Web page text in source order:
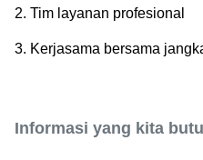
2. Tim layanan profesional
3. Kerjasama bersama
Informasi yang kita